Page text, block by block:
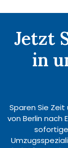
Jetzt
in
Sparen Sie Zeit
von Berlin nach